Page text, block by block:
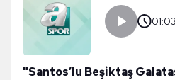
01:03
"Santos’lu Beşiktaş